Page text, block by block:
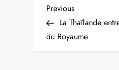
N
a
Previous
Post
Previous
La Thaïlande
du Royaume